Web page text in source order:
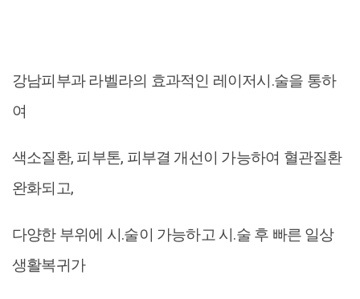
강남피부과 라벨라의 효과적인 레이저시.술을 통하
여
색소질환, 피부톤, 피부결 개선이 가능하여 혈관질환
완화되고,
다양한 부위에 시.술이 가능하고 시.술 후 빠른 일상
생활복귀가